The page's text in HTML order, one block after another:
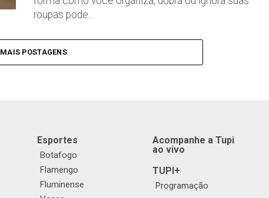
roupas pode...
MAIS POSTAGENS
Esportes
Botafogo
Flamengo
Fluminense
Acompanhe a Tupi
ao vivo
TUPI+
Programação